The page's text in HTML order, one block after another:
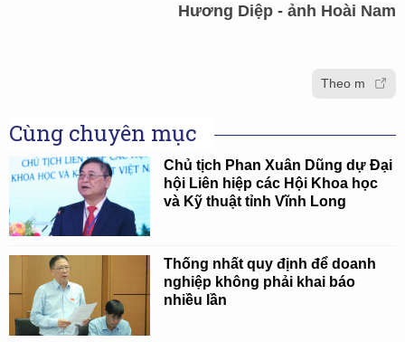
Hương Diệp - ảnh Hoài Nam
Theo m
Cùng chuyên mục
Chủ tịch Phan Xuân Dũng dự Đại
hội Liên hiệp các Hội Khoa học
và Kỹ thuật tỉnh Vĩnh Long
Thống nhất quy định để doanh
nghiệp không phải khai báo
nhiều lần